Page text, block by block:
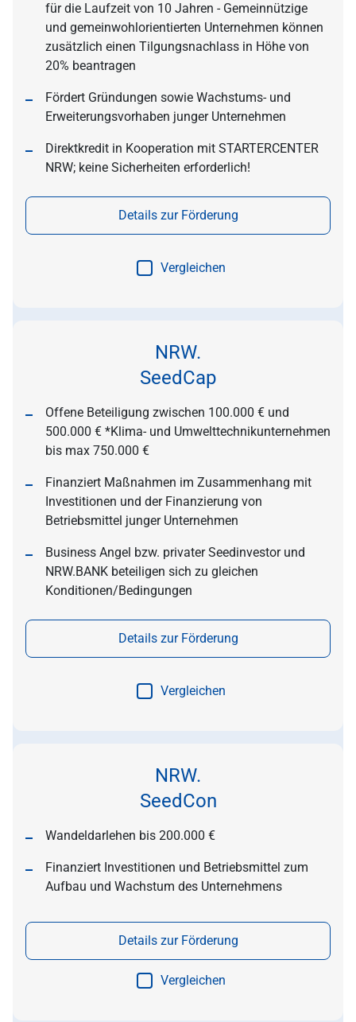
für die Laufzeit von 10 Jahren - Gemeinnützige
und gemeinwohlorientierten Unternehmen können
zusätzlich einen Tilgungsnachlass in Höhe von
20% beantragen
Fördert Gründungen sowie Wachstums- und
Erweiterungsvorhaben junger Unternehmen
Direktkredit in Kooperation mit STARTERCENTER
NRW; keine Sicherheiten erforderlich!
Details zur Förderung
Vergleichen
NRW.
SeedCap
Offene Beteiligung zwischen 100.000 € und
500.000 € *Klima- und Umwelttechnikunternehmen
bis max 750.000 €
Finanziert Maßnahmen im Zusammenhang mit
Investitionen und der Finanzierung von
Betriebsmittel junger Unternehmen
Business Angel bzw. privater Seedinvestor und
NRW.BANK beteiligen sich zu gleichen
Konditionen/Bedingungen
Details zur Förderung
Vergleichen
NRW.
SeedCon
Wandeldarlehen bis 200.000 €
Finanziert Investitionen und Betriebsmittel zum
Aufbau und Wachstum des Unternehmens
Details zur Förderung
Vergleichen